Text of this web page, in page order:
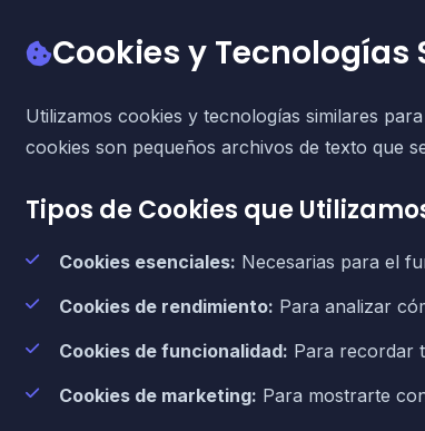
Cookies y Tecnologías
Utilizamos cookies y tecnologías similares
cookies son pequeños archivos de texto que
Tipos de Cookies que
Cookies esenciales: Necesarias para el
Cookies de rendimiento: Para analizar
Cookies de funcionalidad: Para recordar
Cookies de marketing: Para mostrarte